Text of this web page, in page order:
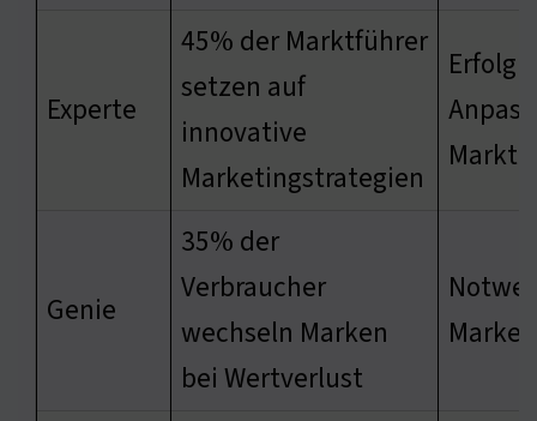
Experte
45% der Marktführer
setzen auf
innovative
Marketingstrategien
Markt
Genie
35% der
Verbraucher
wechseln Marken
bei Wertverlust